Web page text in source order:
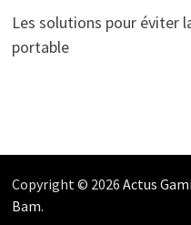
Les solutions pour éviter
portable
Copyright © 2026 Actus
Bam.